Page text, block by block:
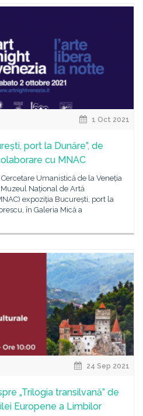
1 Oct 2021
port la Dunăre”, de
cu MNAC
Umanistică de la Veneția
Național de Artă
expoziția București, port la
în Galeria Mică a
24 Sep 2021
„Trilogia transilvană” de
Europene a Limbilor